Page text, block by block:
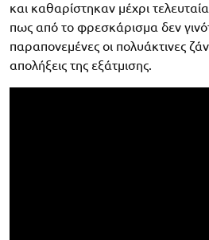
και καθαρίστηκαν μέχρι
πως από το φρεσκάρισμα δεν
παραπονεμένες οι πολυάκτινες
απολήξεις της εξάτμισης.